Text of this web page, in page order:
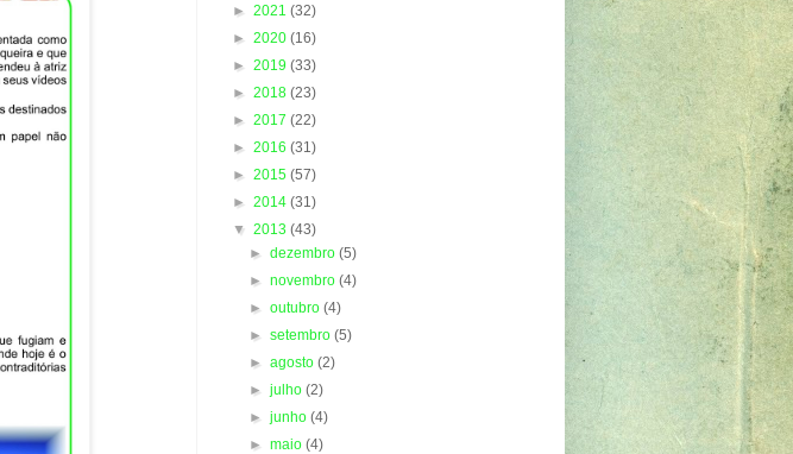
► 2021 (32)
► 2020 (16)
► 2019 (33)
► 2018 (23)
► 2017 (22)
► 2016 (31)
► 2015 (57)
► 2014 (31)
▼ 2013 (43)
►dezembro(5)
►novembro(4)
►outubro(4)
►setembro(5)
►agosto(2)
►julho(2)
►junho(4)
►maio(4)